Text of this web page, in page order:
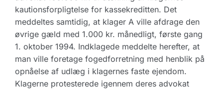
kautionsforpligtelse for kassekreditten. Det
meddeltes samtidig, at klager A ville afdrage den
øvrige gæld med 1.000 kr. månedligt, første gang
1. oktober 1994. Indklagede meddelte herefter, at
man ville foretage fogedforretning med henblik på
opnåelse af udlæg i klagernes faste ejendom.
Klagerne protesterede igennem deres advokat